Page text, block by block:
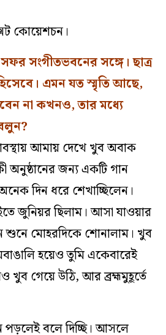
কোয়েশচন।
সংগীতভবনের সঙ্গে। ছাত্র
এমন যত স্মৃতি আছে,
না কখনও, তার মধ্যে
আমায় দেখে খুব অবাক
অনুষ্ঠানের জন্য একটি গান
দিন ধরে শেখাচ্ছিলেন।
জুনিয়র ছিলাম। আসা যাওয়ার
শুনে মোহরদিকে শোনালাম। খুব
হয়েও তুমি একেবারেই
খুব গেয়ে উঠি, আর ব্রহ্মমুহূর্তে
বলে দিচ্ছি। আসলে